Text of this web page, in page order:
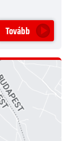
Tovább